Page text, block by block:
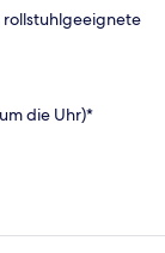
die Uhr)*